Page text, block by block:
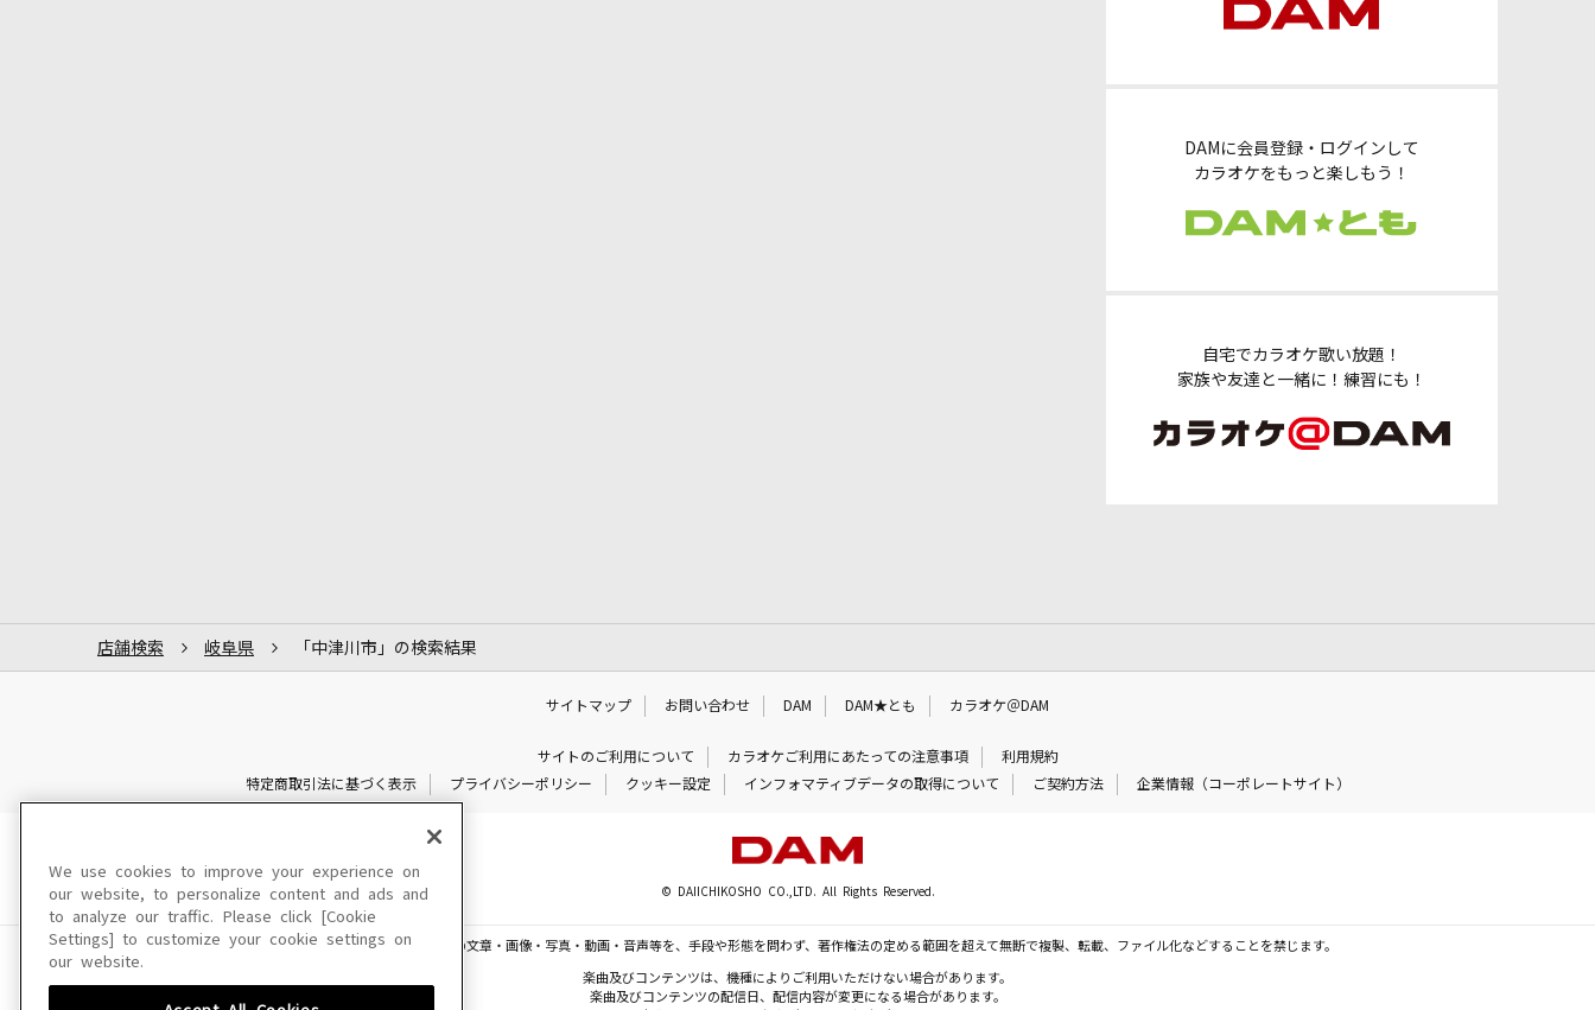
DAMに会員登録・ログインして
カラオケをもっと楽しもう！
自宅でカラオケ歌い放題！
家族や友達と一緒に！練習にも！
店舗検索 岐阜県 「中津川市」の検索結果
サイトマップ お問い合わせ DAM DAM★とも カラオケ＠DAM
サイトのご利用について カラオケご利用にあたっての注意事項
利用規約
特定商取引法に基づく表示
プライバシーポリシー クッキー設定 インフォマティブデータの取得について ご契約方法 企業情報（コーポレートサイト）
© DAIICHIKOSHO CO.,LTD. All Rights Reserved.
このサイトに掲載されている一切の文章・画像・写真・動画・音声等を、手段や形態を問わず、著作権法の定める範囲を超えて無断で複製、転載、ファイル化などすることを禁じます。
楽曲及びコンテンツは、機種によりご利用いただけない場合があります。
楽曲及びコンテンツの配信日、配信内容が変更になる場合があります。
We use cookies to improve your experience on
our website, to personalize content and ads and
to analyze our traffic. Please click [Cookie
Settings] to customize your cookie settings on
our website.